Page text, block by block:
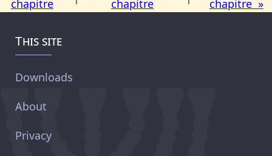
chapitre
chapitre
chapitre »
This site
Downloads
About
Privacy